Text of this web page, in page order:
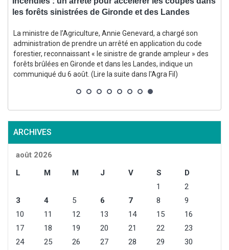
les forêts sinistrées de Gironde et des Landes
La ministre de l’Agriculture, Annie Genevard, a chargé son
administration de prendre un arrêté en application du code
forestier, reconnaissant « le sinistre de grande ampleur » des
forêts brûlées en Gironde et dans les Landes, indique un
communiqué du 6 août. (Lire la suite dans l'Agra Fil)
ARCHIVES
août 2026
L
M M J V S
D
1
2
3
4 5 6 7 8
9
10
11 12 13 14 15
16
17
18 19 20 21 22
23
24
25 26 27 28 29
30